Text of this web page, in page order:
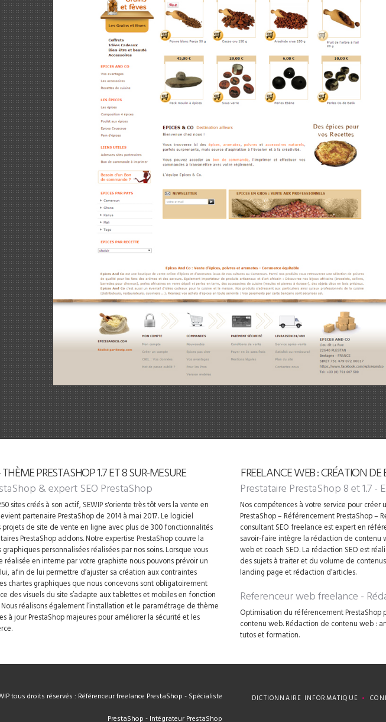
PRESTASHOP 1.7 ET 8 SUR-MESURE
& expert SEO PrestaShop
sites créés à son actif, SEWIP s'oriente très tôt vers la vente en
partenaire PrestaShop de 2014 à mai 2017. Le logiciel
projets de site de vente en ligne avec plus de 300 fonctionnalités
PrestaShop addons. Notre expertise PrestaShop couvre la
personnalisées réalisées par nos soins. Lorsque vous
en interne par votre graphiste nous pouvons prévoir un
afin de lui permettre d’ajuster sa création aux contraintes
chartes graphiques que nous concevons sont obligatoirement
des visuels du site s’adapte aux tablettes et mobiles en fonction
réalisons également l’installation et le paramétrage de thème
à jour PrestaShop majeures pour améliorer la sécurité et les
FREELANCE WEB : CRÉATION
Prestataire PrestaShop 8 et 1.7 -
Nos compétences à votre service pour
PrestaShop – Référencement PrestaShop –
consultant SEO freelance est expert en
savoir-faire intègre la rédaction de contenu
web et coach SEO. La rédaction SEO est
des sujets à traiter et du volume de
landing page et rédaction d’articles.
Referenceur web freelance -
Optimisation du référencement PrestaShop
contenu web. Rédaction de contenu web :
tutos et formation.
tous droits réservés : Référenceur freelance PrestaShop - Spécialiste
PrestaShop - Intégrateur PrestaShop
DICTIONNAIRE INFORMATIQUE